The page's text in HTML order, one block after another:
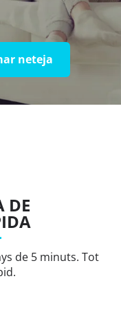
neteja
DE
de 5 minuts. Tot